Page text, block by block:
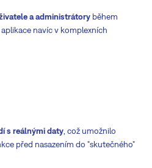
a administrátory během
navíc v komplexních
s reálnými daty , což umožnilo
před nasazením do "skutečného"